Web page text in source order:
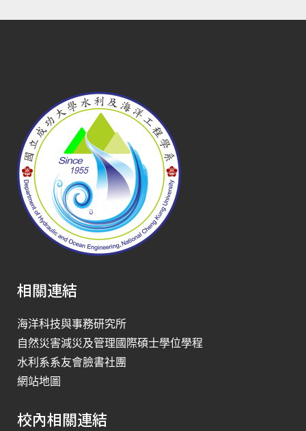
相關連結
海洋科技與事務研究所
自然災害減災及管理國際碩士學位學程
水利系系友會臉書社團
網站地圖
校內相關連結